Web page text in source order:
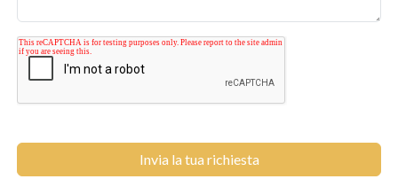
Invia la tua richiesta